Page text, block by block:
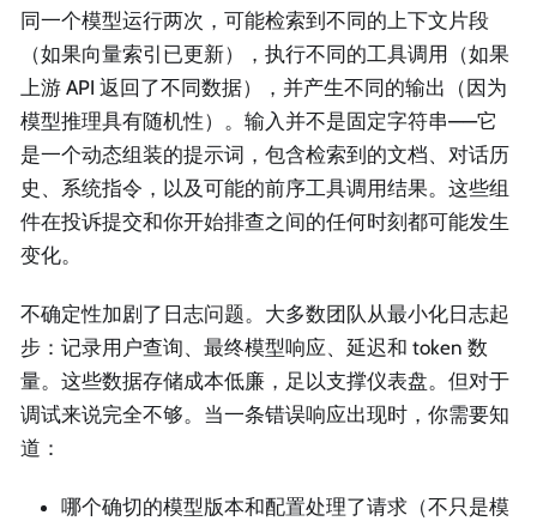
同一个模型运行两次，可能检索到不同的上下文片段
（如果向量索引已更新），执行不同的工具调用（如果
上游 API 返回了不同数据），并产生不同的输出（因为
模型推理具有随机性）。输入并不是固定字符串——它
是一个动态组装的提示词，包含检索到的文档、对话历
史、系统指令，以及可能的前序工具调用结果。这些组
件在投诉提交和你开始排查之间的任何时刻都可能发生
变化。
不确定性加剧了日志问题。大多数团队从最小化日志起
步：记录用户查询、最终模型响应、延迟和 token 数
量。这些数据存储成本低廉，足以支撑仪表盘。但对于
调试来说完全不够。当一条错误响应出现时，你需要知
道：
哪个确切的模型版本和配置处理了请求（不只是模